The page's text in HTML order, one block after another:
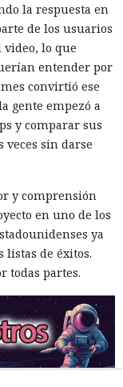
la respuesta en
de los usuarios
lo que
entender por
convirtió ese
gente empezó a
y comparar sus
veces sin darse
y comprensión
en uno de los
ya
listas de éxitos.
todas partes.